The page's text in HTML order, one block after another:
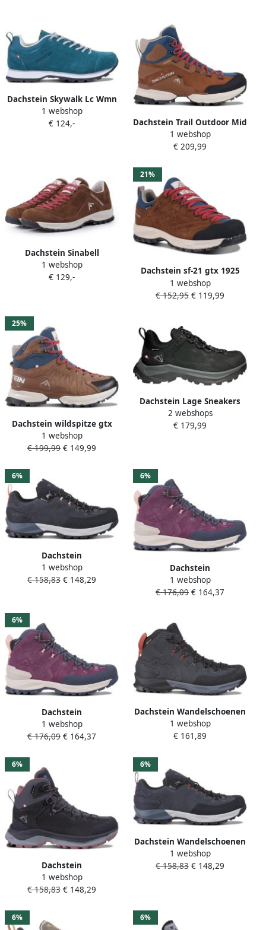
Dachstein Skywalk Lc Wmn
wandelschoenen antraciet
1 webshop
€ 124,-
Dachstein Trail Outdoor Mid
M wandelschoenen bruin
1 webshop
€ 209,99
Dachstein Sinabell
wandelschoenen zand rood
1 webshop
€ 129,-
21%
Dachstein sf-21 gtx 1925
wmn Lage wandelschoenen
dames Bruin
1 webshop
€ 152,95 € 119,99
25%
Dachstein wildspitze gtx
1925w Lage
wandelschoenen dames
1 webshop
€ 199,99 € 149,99
Dachstein Lage Sneakers
978649140C990
2 webshops
€ 179,99
6%
Dachstein
Dameswandelschoenen
Westgrat LC GTX
1 webshop
€ 158,83 € 148,29
6%
Dachstein
Dameswandelschoenen
Westgrat MC GTX
1 webshop
€ 176,09 € 164,37
6%
Dachstein
Dameswandelschoenen
Westgrat MC GTX
1 webshop
€ 176,09 € 164,37
Dachstein Wandelschoenen
Westgrat MC GTX
1 webshop
€ 161,89
6%
Dachstein
Dameswandelschoenen
Silvretta MC GTX
1 webshop
€ 158,83 € 148,29
6%
Dachstein Wandelschoenen
Westgrat LC GTX
1 webshop
€ 158,83 € 148,29
6% 6%